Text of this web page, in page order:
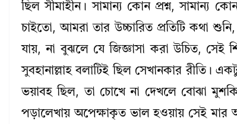
ছিল সীমাহীন। সামান্য কোন প্রশ্ন, সামান্য
চাইতো, আমরা তার উচ্চারিত প্রতিটি কথা
যায়, না বুঝলে যে জিজ্ঞাসা করা উচিত, সেই
সুবহানাল্লাহ বলাটিই ছিল সেখানকার রীতি।
ভয়াবহ ছিল, তা চোখে না দেখলে বোঝা
পড়ালেখায় অপেক্ষাকৃত ভাল হওয়ায় সেই মার